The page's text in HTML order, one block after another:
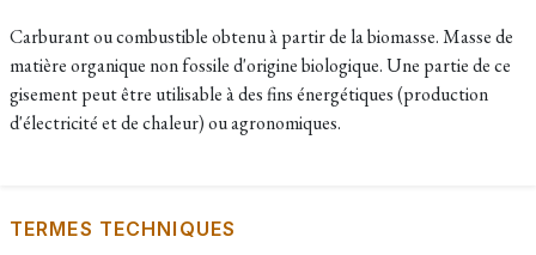
Carburant ou combustible obtenu à partir de la biomasse. Masse de
matière organique non fossile d'origine biologique. Une partie de ce
gisement peut être utilisable à des fins énergétiques (production
d'électricité et de chaleur) ou agronomiques.
TERMES TECHNIQUES